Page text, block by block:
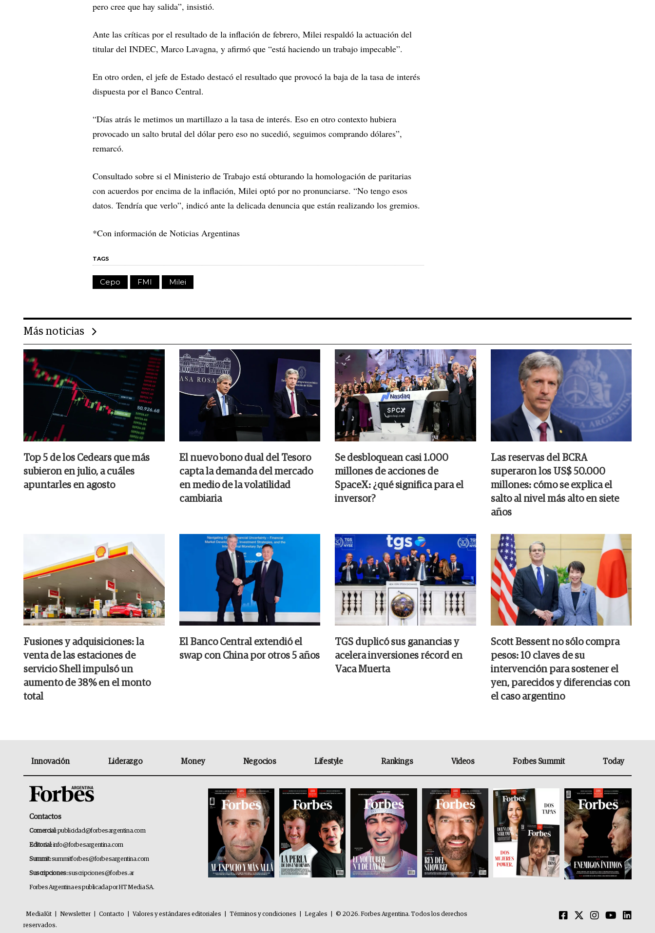
pero cree que hay salida”, insistió.
Ante las críticas por el resultado de la inflación de febrero, Milei respaldó la actuación del
titular del INDEC, Marco Lavagna, y afirmó que “está haciendo un trabajo impecable”.
En otro orden, el jefe de Estado destacó el resultado que provocó la baja de la tasa de interés
dispuesta por el Banco Central.
“Días atrás le metimos un martillazo a la tasa de interés. Eso en otro contexto hubiera
provocado un salto brutal del dólar pero eso no sucedió, seguimos comprando dólares”,
remarcó.
Consultado sobre si el Ministerio de Trabajo está obturando la homologación de paritarias
con acuerdos por encima de la inflación, Milei optó por no pronunciarse. “No tengo esos
datos. Tendría que verlo”, indicó ante la delicada denuncia que están realizando los gremios.
*Con información de Noticias Argentinas
TAGS
Cepo FMI Milei
Más noticias
Top 5 de los Cedears que más
subieron en julio, a cuáles
apuntarles en agosto
El nuevo bono dual del Tesoro
capta la demanda del mercado
en medio de la volatilidad
cambiaria
Se desbloquean casi 1.000
millones de acciones de
SpaceX: ¿qué significa para el
inversor?
Las reservas del BCRA
superaron los US$ 50.000
millones: cómo se explica el
salto al nivel más alto en siete
años
Fusiones y adquisiciones: la
venta de las estaciones de
servicio Shell impulsó un
aumento de 38% en el monto
total
El Banco Central extendió el
swap con China por otros 5 años
TGS duplicó sus ganancias y
acelera inversiones récord en
Vaca Muerta
Scott Bessent no sólo compra
pesos: 10 claves de su
intervención para sostener el
yen, parecidos y diferencias con
el caso argentino
Innovación Liderazgo Money Negocios Lifestyle Rankings Videos Forbes Summit Today
Contactos
Comercial:publicidad@forbesargentina.com
Editorial:info@forbesargentina.com
Summit:summitforbes@forbesargentina.com
Suscripciones:suscripciones@forbes.ar
Forbes Argentina es publicada por HT Media SA.
MediaKit Newsletter Contacto Valores y estándares editoriales Términos y condiciones Legales
© 2026. Forbes Argentina. Todos los derechos
reservados.